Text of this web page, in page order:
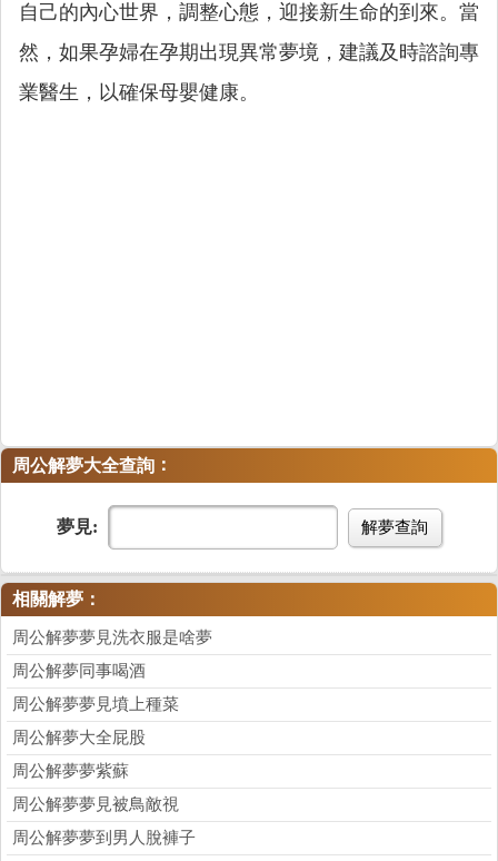
自己的內心世界，調整心態，迎接新生命的到來。當
然，如果孕婦在孕期出現異常夢境，建議及時諮詢專
業醫生，以確保母嬰健康。
周公解夢大全查詢 ：
夢見: 解夢查詢
相關解夢：
周公解夢夢見洗衣服是啥夢
周公解夢同事喝酒
周公解夢夢見墳上種菜
周公解夢大全屁股
周公解夢夢紫蘇
周公解夢夢見被鳥敵視
周公解夢夢到男人脫褲子